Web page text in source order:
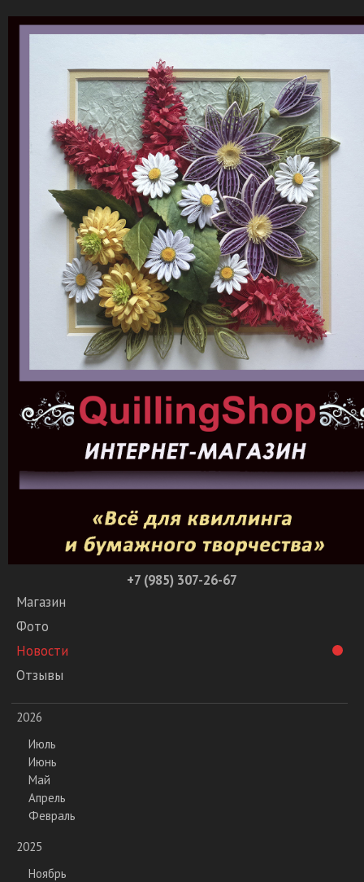
+7 (985) 307-26-67
Магазин
Фото
Новости
Отзывы
2026
Июль
Июнь
Май
Апрель
Февраль
2025
Ноябрь